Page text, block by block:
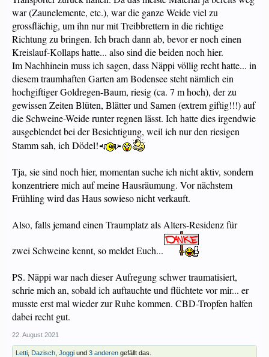
war (Zaunelemente, etc.), war die ganze Weide viel zu
grossflächig, um ihn nur mit Treibbrettern in die richtige
Richtung zu bringen. Ich brach dann ab, bevor er noch einen
Kreislauf-Kollaps hatte... also sind die beiden noch hier.
Im Nachhinein muss ich sagen, dass Näppi völlig recht hatte... in
diesem traumhaften Garten am Bodensee steht nämlich ein
hochgiftiger Goldregen-Baum, riesig (ca. 7 m hoch), der zu
gewissen Zeiten Blüten, Blätter und Samen (extrem giftig!!!) auf
die Schweine-Weide runter regnen lässt. Ich hatte dies irgendwie
ausgeblendet bei der Besichtigung, weil ich nur den riesigen
Stamm sah, ich Dödel!
Tja, sie sind noch hier, momentan suche ich nicht aktiv, sondern
konzentriere mich auf meine Hausräumung. Vor nächstem
Frühling wird das Haus sowieso nicht verkauft.
Also, falls jemand einen Traumplatz als Alters-Residenz für
zwei Schweine kennt, so meldet Euch...
PS. Näppi war nach dieser Aufregung schwer traumatisiert,
schrie mich an, sobald ich auftauchte und flüchtete vor mir... er
musste erst mal wieder zur Ruhe kommen. CBD-Tropfen halfen
dabei recht gut.
22. August 2021
Letti Dazisch Joggi und 3 anderen gefällt das.